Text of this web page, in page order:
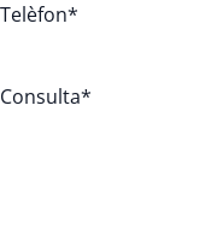
Telèfon*
Consulta*